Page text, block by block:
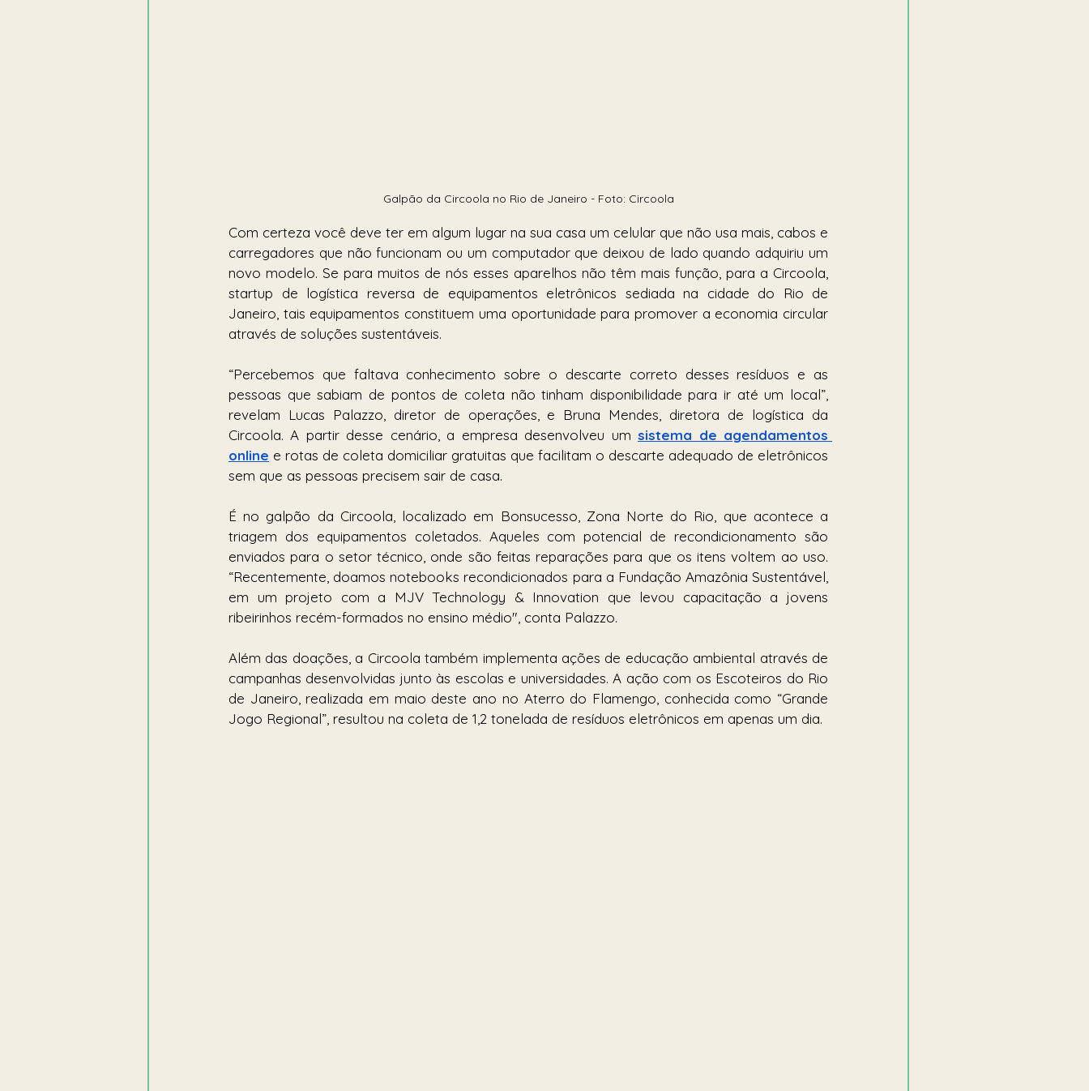
Galpão da Circoola no Rio de Janeiro - Foto: Circoola
Com certeza você deve ter em algum lugar na sua casa um celular que não usa mais, cabos e
carregadores que não funcionam ou um computador que deixou de lado quando adquiriu um
novo modelo. Se para muitos de nós esses aparelhos não têm mais função, para a Circoola,
startup de logística reversa de equipamentos eletrônicos sediada na cidade do Rio de
Janeiro, tais equipamentos constituem uma oportunidade para promover a economia circular
através de soluções sustentáveis.
“Percebemos que faltava conhecimento sobre o descarte correto desses resíduos e as
pessoas que sabiam de pontos de coleta não tinham disponibilidade para ir até um local”,
revelam Lucas Palazzo, diretor de operações, e Bruna Mendes, diretora de logística da
Circoola. A partir desse cenário, a empresa desenvolveu um sistema de agendamentos
online e rotas de coleta domiciliar gratuitas que facilitam o descarte adequado de eletrônicos
sem que as pessoas precisem sair de casa.
É no galpão da Circoola, localizado em Bonsucesso, Zona Norte do Rio, que acontece a
triagem dos equipamentos coletados. Aqueles com potencial de recondicionamento são
enviados para o setor técnico, onde são feitas reparações para que os itens voltem ao uso.
“Recentemente, doamos notebooks recondicionados para a Fundação Amazônia Sustentável,
em um projeto com a MJV Technology & Innovation que levou capacitação a jovens
ribeirinhos recém-formados no ensino médio", conta Palazzo.
Além das doações, a Circoola também implementa ações de educação ambiental através de
campanhas desenvolvidas junto às escolas e universidades. A ação com os Escoteiros do Rio
de Janeiro, realizada em maio deste ano no Aterro do Flamengo, conhecida como “Grande
Jogo Regional”, resultou na coleta de 1,2 tonelada de resíduos eletrônicos em apenas um dia.